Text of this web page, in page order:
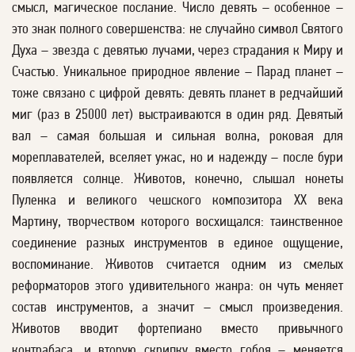
смысл, магическое послание. Число девять – особенное –
это знак полного совершенства: не случайно символ Святого
Духа – звезда с девятью лучами, через страдания к Миру и
Счастью. Уникальное природное явление – Парад планет –
тоже связано с цифрой девять: девять планет в редчайший
миг (раз в 25000 лет) выстраиваются в один ряд. Девятый
вал – самая большая и сильная волна, роковая для
мореплавателей, вселяет ужас, но и надежду – после бури
появляется солнце. Животов, конечно, слышал нонеты
Пуленка и великого чешского композитора XX века
Мартину, творчеством которого восхищался: таинственное
соединение разных инструментов в единое ощущение,
воспоминание. Животов считается одним из смелых
реформаторов этого удивительного жанра: он чуть меняет
состав инструментов, а значит – смысл произведения.
Животов вводит фортепиано вместо привычного